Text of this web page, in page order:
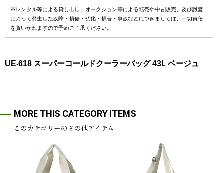
※レンタル等による貸し出し、オークション等による転売や中古販売、及び譲渡
によって発生した故障・損傷・劣化・損害・事故などにつきましては、一切責任
を負いかねますので予めご了承ください。
UE-618 スーパーコールドクーラーバッグ 43L ベージュ
MORE THIS CATEGORY ITEMS
このカテゴリーのその他アイテム